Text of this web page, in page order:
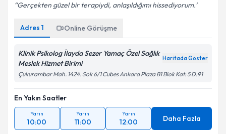
Gerçekten güzel bir terapiydi, anlaşıldığımı hissediyorum.
Adres 1 Online Görüşme
Klinik Psikolog İlayda Sezer Yamaç Özel Sağlık
Meslek Hizmet Birimi
Haritada Göster
Çukurambar Mah. 1424. Sok 6/1 Cubes Ankara Plaza B1 Blok Kat: 5 D:91
En Yakın Saatler
Yarın
10:00
Yarın
11:00
Yarın
12:00 Daha Fazla